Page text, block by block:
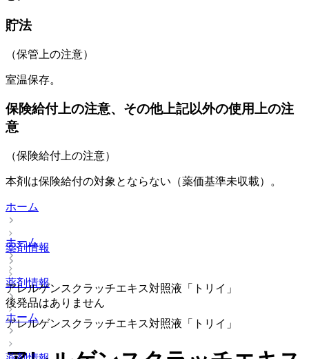
貯法
（保管上の注意）
室温保存。
保険給付上の注意、その他上記以外の使用上の注
意
（保険給付上の注意）
本剤は保険給付の対象とならない（薬価基準未収載）。
ホーム
薬剤情報
アレルゲンスクラッチエキス対照液「トリイ」
後発品はありません
ホーム
ホーム
薬剤情報
アレルゲンスクラッチエキス対照液「トリイ」